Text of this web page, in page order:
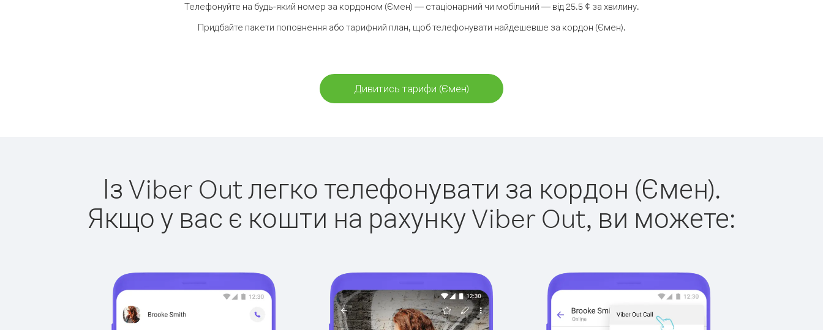
Телефонуйте на будь-який номер за кордоном (Ємен) — стаціонарний чи мобільний — від 25.5 ¢ за хвилину.
Придбайте пакети поповнення або тарифний план, щоб телефонувати найдешевше за кордон (Ємен).
Дивитись тарифи (Ємен)
Із Viber Out легко телефонувати за кордон (Ємен).
Якщо у вас є кошти на рахунку Viber Out, ви можете: